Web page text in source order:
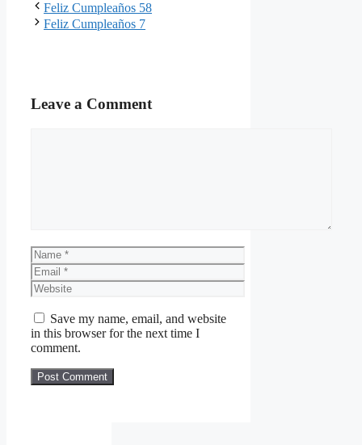
Feliz Cumpleaños 58
Feliz Cumpleaños 7
Leave a Comment
Name
Email
Website
Save my name, email, and website
in this browser for the next time I
comment.